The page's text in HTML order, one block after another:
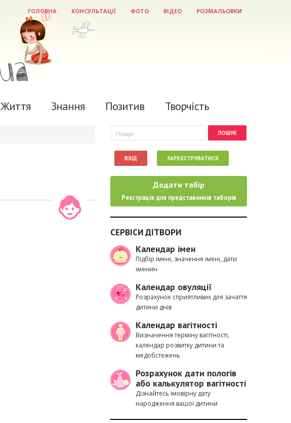
ГОЛОВНА КОНСУЛЬТАЦІЇ ФОТО ВІДЕО РОЗМАЛЬОВКИ
Життя Знання Позитив Творчість
Пошукова форма
Пошук
ВХІД ЗАРЕЄСТРУВАТИСЯ
Додати табір
Реєстрація для представників таборів
СЕРВІСИ ДІТВОРИ
Календар імен
Підбір імені, значення імені, дати
іменин
Календар овуляції
Розрахунок сприятливих для зачаття
дитини днів
Календар вагітності
Визначення терміну вагітності,
календар розвитку дитини та
медобстежень
Розрахунок дати пологів
або калькулятор вагітності
Дізнайтесь імовірну дату
народження вашої дитини